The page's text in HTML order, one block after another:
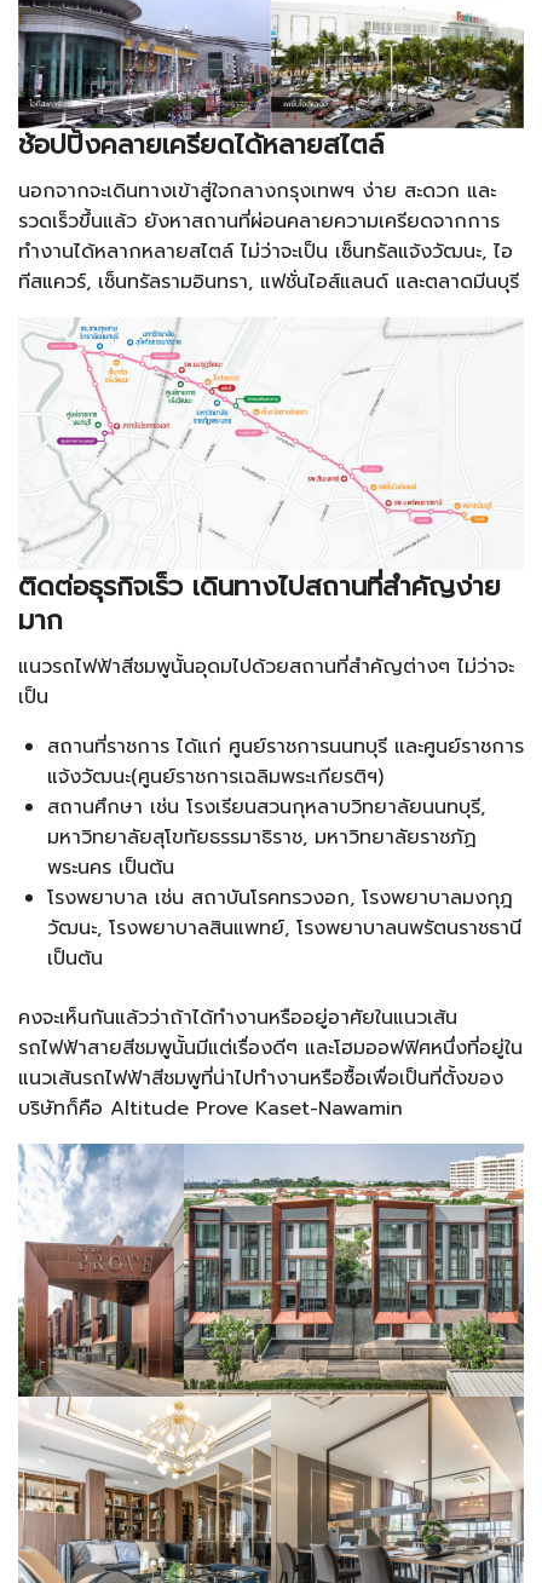
ช้อปปิ้งคลายเครียดได้หลายสไตล์
นอกจากจะเดินทางเข้าสู่ใจกลางกรุงเทพฯ ง่าย สะดวก และ
รวดเร็วขึ้นแล้ว ยังหาสถานที่ผ่อนคลายความเครียดจากการ
ทำงานได้หลากหลายสไตล์ ไม่ว่าจะเป็น เซ็นทรัลแจ้งวัฒนะ, ไอ
ทีสแควร์, เซ็นทรัลรามอินทรา, แฟชั่นไอส์แลนด์ และตลาดมีนบุรี
ติดต่อธุรกิจเร็ว เดินทางไปสถานที่สำคัญง่าย
มาก
แนวรถไฟฟ้าสีชมพูนั้นอุดมไปด้วยสถานที่สำคัญต่างๆ ไม่ว่าจะ
เป็น
สถานที่ราชการ ได้แก่ ศูนย์ราชการนนทบุรี และศูนย์ราชการ
แจ้งวัฒนะ(ศูนย์ราชการเฉลิมพระเกียรติฯ)
สถานศึกษา เช่น โรงเรียนสวนกุหลาบวิทยาลัยนนทบุรี,
มหาวิทยาลัยสุโขทัยธรรมาธิราช, มหาวิทยาลัยราชภัฏ
พระนคร เป็นต้น
โรงพยาบาล เช่น สถาบันโรคทรวงอก, โรงพยาบาลมงกุฎ
วัฒนะ, โรงพยาบาลสินแพทย์, โรงพยาบาลนพรัตนราชธานี
เป็นต้น
คงจะเห็นกันแล้วว่าถ้าได้ทำงานหรืออยู่อาศัยในแนวเส้น
รถไฟฟ้าสายสีชมพูนั้นมีแต่เรื่องดีๆ และโฮมออฟฟิศหนึ่งที่อยู่ใน
แนวเส้นรถไฟฟ้าสีชมพูที่น่าไปทำงานหรือซื้อเพื่อเป็นที่ตั้งของ
บริษัทก็คือ Altitude Prove Kaset-Nawamin